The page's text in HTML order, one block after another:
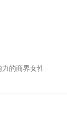
力的商界女性—